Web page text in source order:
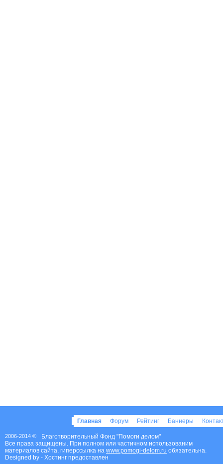
Главная Форум Рейтинг Баннеры
2006-2014 ©
Благотворительный Фонд "Помоги делом"
Все права защищены. При полном или частичном использованим
материалов сайта, гиперссылка на www.pomogi-delom.ru обязательна.
Designed by - Хостинг предоставлен